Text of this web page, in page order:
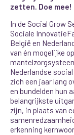
zetten. Doe mee!
In de Social Grow
Sociale
België en
van én mogelijke
Nederlandse
zich een jaar lang
en bundelden hun
belangrijkste
zijn, in plaats van
erkenning